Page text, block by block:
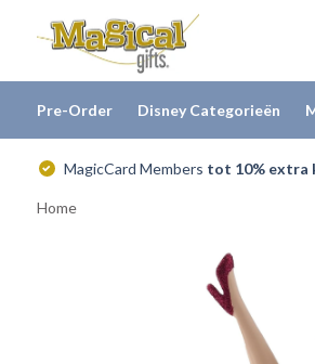
Pre-Order Disney Categorieën
MagicCard Members tot 10% extra
Home